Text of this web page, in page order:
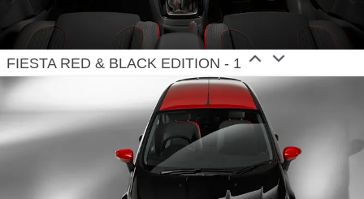
FIESTA RED & BLACK EDITION - 1